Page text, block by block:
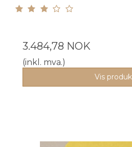
3.484,78 NOK
(inkl. mva.)
Vis